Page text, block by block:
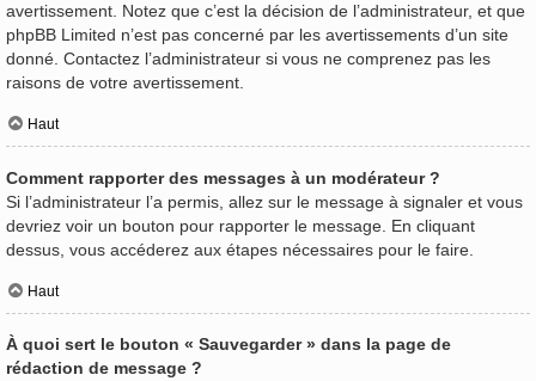
avertissement. Notez que c’est la décision de l’administrateur, et que
phpBB Limited n’est pas concerné par les avertissements d’un site
donné. Contactez l’administrateur si vous ne comprenez pas les
raisons de votre avertissement.
Haut
Comment rapporter des messages à un modérateur ?
Si l’administrateur l’a permis, allez sur le message à signaler et vous
devriez voir un bouton pour rapporter le message. En cliquant
dessus, vous accéderez aux étapes nécessaires pour le faire.
Haut
À quoi sert le bouton « Sauvegarder » dans la page de
rédaction de message ?